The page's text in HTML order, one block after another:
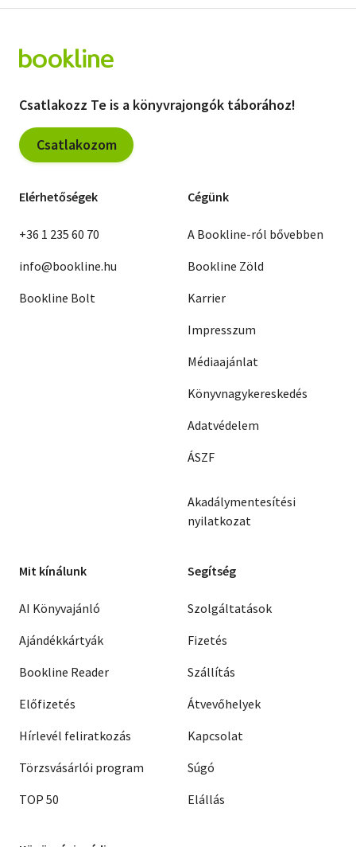
Csatlakozz Te is a könyvrajongók táborához!
Csatlakozom
Elérhetőségek
+36 1 235 60 70
info@bookline.hu
Bookline Bolt
Cégünk
A Bookline-ról bővebben
Bookline Zöld
Karrier
Impresszum
Médiaajánlat
Könyvnagykereskedés
Adatvédelem
ÁSZF
Akadálymentesítési
nyilatkozat
Mit kínálunk
AI Könyvajánló
Ajándékkártyák
Bookline Reader
Előfizetés
Hírlevél feliratkozás
Törzsvásárlói program
TOP 50
Segítség
Szolgáltatások
Fizetés
Szállítás
Átvevőhelyek
Kapcsolat
Súgó
Elállás